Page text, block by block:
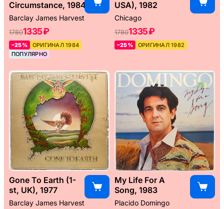
Circumstance, 1984
Barclay James Harvest
17801335 ₽
–25%
ОРИГИНАЛ 1984
ПОПУЛЯРНО
USA), 1982
Chicago
17801335 ₽
–25% ОРИГИНАЛ 1982
Gone To Earth (1-
st, UK), 1977
Barclay James Harvest
My Life For A
Song, 1983
Placido Domingo